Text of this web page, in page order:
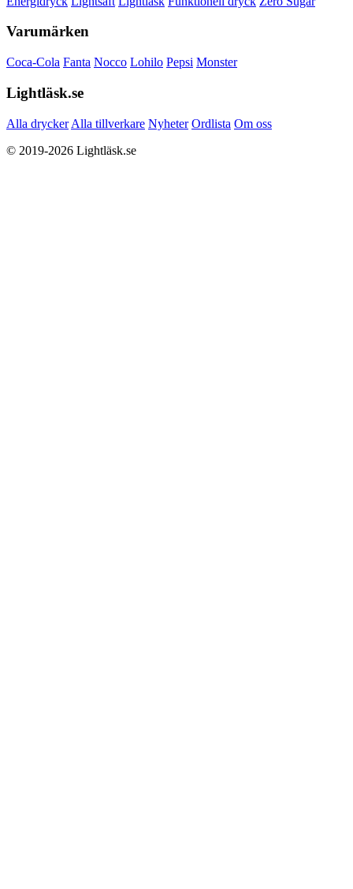
Varumärken
Coca-Cola Fanta Nocco Lohilo Pepsi Monster
Lightläsk.se
Alla drycker Alla tillverkare Nyheter Ordlista Om oss
© 2019-2026 Lightläsk.se